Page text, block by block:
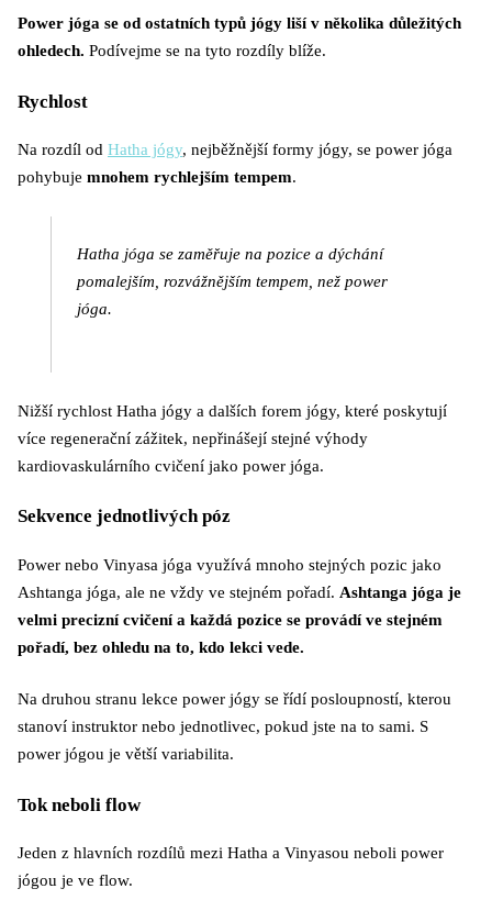
Power jóga se od ostatních typů jógy liší v několika důležitých
ohledech. Podívejme se na tyto rozdíly blíže.
Rychlost
Na rozdíl od Hatha jógy, nejběžnější formy jógy, se power jóga
pohybuje mnohem rychlejším tempem.
Hatha jóga se zaměřuje na pozice a dýchání
pomalejším, rozvážnějším tempem, než power
jóga.
Nižší rychlost Hatha jógy a dalších forem jógy, které poskytují
více regenerační zážitek, nepřinášejí stejné výhody
kardiovaskulárního cvičení jako power jóga.
Sekvence jednotlivých póz
Power nebo Vinyasa jóga využívá mnoho stejných pozic jako
Ashtanga jóga, ale ne vždy ve stejném pořadí. Ashtanga jóga je
velmi precizní cvičení a každá pozice se provádí ve stejném
pořadí, bez ohledu na to, kdo lekci vede.
Na druhou stranu lekce power jógy se řídí posloupností, kterou
stanoví instruktor nebo jednotlivec, pokud jste na to sami. S
power jógou je větší variabilita.
Tok neboli flow
Jeden z hlavních rozdílů mezi Hatha a Vinyasou neboli power
jógou je ve flow.